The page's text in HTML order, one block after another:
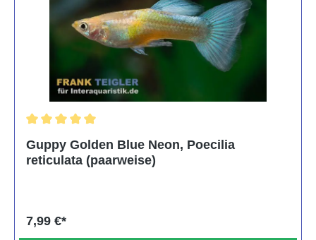
Guppy Golden Blue Neon, Poecilia
reticulata (paarweise)
7,99 €*